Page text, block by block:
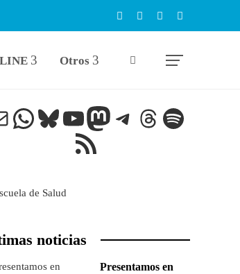
Otros
electrónico
WhatsApp
Bluesky
YouTube
Mastodon
Telegram
Threads
Spotify
Feed RSS
noticias
Presentamos en